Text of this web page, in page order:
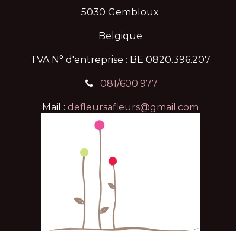
5030 Gembloux
Belgique
TVA N° d'entreprise : BE 0820.396.207
081/600.977
Mail : defleursafleurs@gmail.com